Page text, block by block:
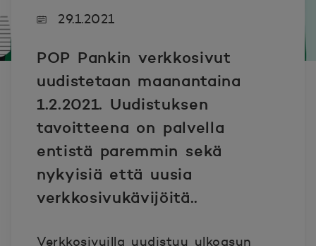
29.1.2021
POP Pankin verkkosivut
uudistetaan maanantaina
1.2.2021. Uudistuksen
tavoitteena on palvella
entistä paremmin sekä
nykyisiä että uusia
verkkosivukävijöitä..
Verkkosivuilla uudistuu ulkoasun